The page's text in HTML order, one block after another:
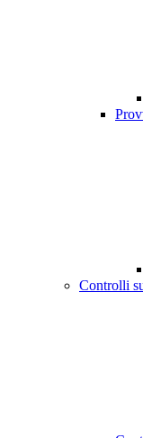
Controlli